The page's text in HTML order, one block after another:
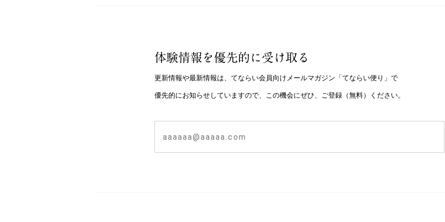
体験情報を優先的に受け取る
更新情報や最新情報は、てならい会員向けメールマガジン「てならい便り」で
優先的にお知らせしていますので、この機会にぜひ、ご登録（無料）ください。